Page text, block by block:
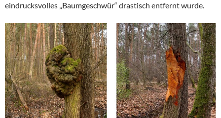
eindrucksvolles „Baumgeschwür“ drastisch entfernt wurde.